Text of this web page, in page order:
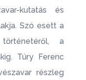
kutatás és
Szó esett a
történetéről, a
Túry Ferenc
részleg